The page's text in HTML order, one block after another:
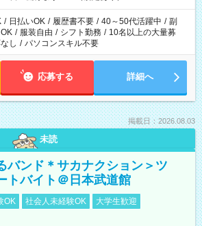
/ 日払いOK / 履歴書不要 / 40～50代活躍中 / 副
/ 服装自由 / シフト勤務 / 10名以上の大量募
し / パソコンスキル不要
応募する 詳細へ
掲載日：2026.08.03
未読
バンド＊サカナクション＞ツ
トバイト＠日本武道館
OK 社会人未経験OK
大学生歓迎